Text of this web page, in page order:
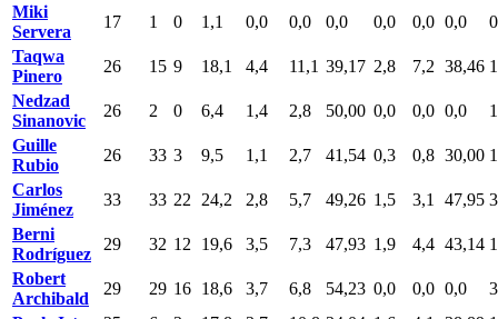
Miki
Servera
17 1 0 1,1 0,0 0,0 0,0 0,0 0,0 0,0
Taqwa
Pinero
26 15 9 18,1 4,4 11,1 39,17 2,8 7,2 38,46
Nedzad
Sinanovic
26 2 0 6,4 1,4 2,8 50,00 0,0 0,0 0,0
Guille
Rubio
26 33 3 9,5 1,1 2,7 41,54 0,3 0,8 30,00
Carlos
Jiménez
33 33 22 24,2 2,8 5,7 49,26 1,5 3,1 47,95
Berni
Rodríguez
29 32 12 19,6 3,5 7,3 47,93 1,9 4,4 43,14
Robert
Archibald
29 29 16 18,6 3,7 6,8 54,23 0,0 0,0 0,0